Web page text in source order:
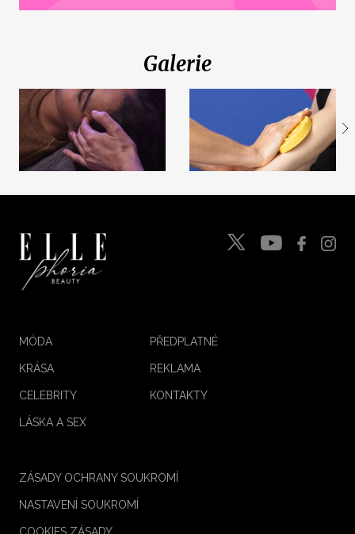
Galerie
MÓDA
KRÁSA
CELEBRITY
LÁSKA A SEX
PŘEDPLATNÉ
REKLAMA
KONTAKTY
ZÁSADY OCHRANY SOUKROMÍ
NASTAVENÍ SOUKROMÍ